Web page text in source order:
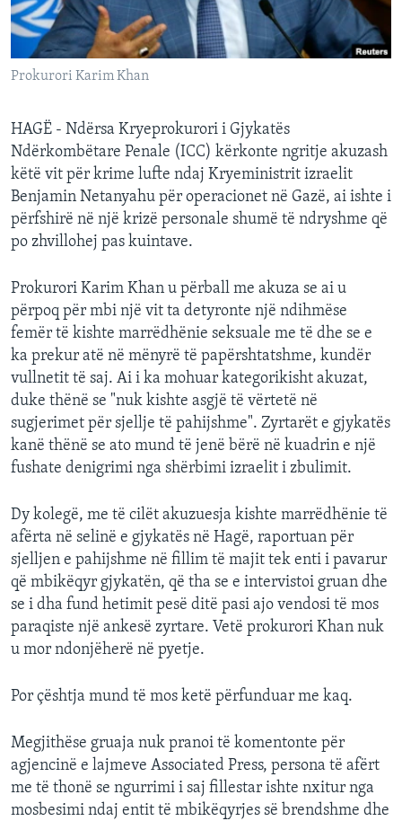
INTERVISTA
DITARI
Prokurori Karim Khan
HAGË - Ndërsa Kryeprokurori i Gjykatës
Ndërkombëtare Penale (ICC) kërkonte ngritje akuzash
këtë vit për krime lufte ndaj Kryeministrit izraelit
Benjamin Netanyahu për operacionet në Gazë, ai ishte i
përfshirë në një krizë personale shumë të ndryshme që
po zhvillohej pas kuintave.
Prokurori Karim Khan u përball me akuza se ai u
përpoq për mbi një vit ta detyronte një ndihmëse
femër të kishte marrëdhënie seksuale me të dhe se e
ka prekur atë në mënyrë të papërshtatshme, kundër
vullnetit të saj. Ai i ka mohuar kategorikisht akuzat,
duke thënë se "nuk kishte asgjë të vërtetë në
sugjerimet për sjellje të pahijshme". Zyrtarët e gjykatës
kanë thënë se ato mund të jenë bërë në kuadrin e një
fushate denigrimi nga shërbimi izraelit i zbulimit.
Dy kolegë, me të cilët akuzuesja kishte marrëdhënie të
afërta në selinë e gjykatës në Hagë, raportuan për
sjelljen e pahijshme në fillim të majit tek enti i pavarur
që mbikëqyr gjykatën, që tha se e intervistoi gruan dhe
se i dha fund hetimit pesë ditë pasi ajo vendosi të mos
paraqiste një ankesë zyrtare. Vetë prokurori Khan nuk
u mor ndonjëherë në pyetje.
Por çështja mund të mos ketë përfunduar me kaq.
Megjithëse gruaja nuk pranoi të komentonte për
agjencinë e lajmeve Associated Press, persona të afërt
me të thonë se ngurrimi i saj fillestar ishte nxitur nga
mosbesimi ndaj entit të mbikëqyrjes së brendshme dhe